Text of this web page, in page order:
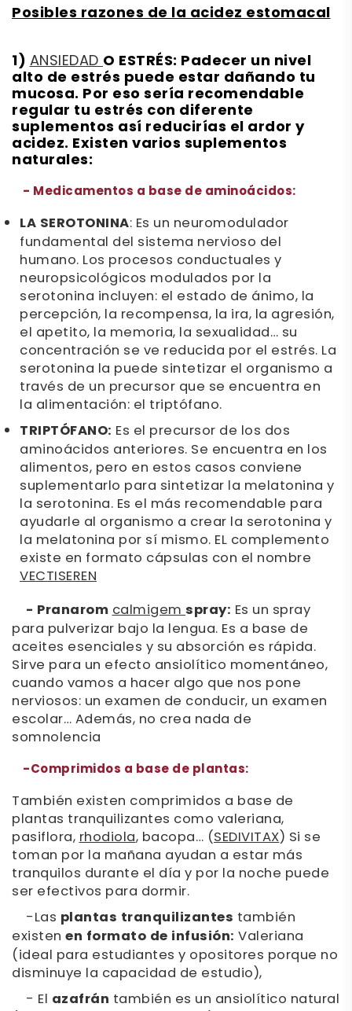
Posibles razones de la acidez estomacal
1)ANSIEDADO ESTRÉS: Padecer un nivel
alto de estrés puede estar dañando tu
mucosa. Por eso sería recomendable
regular tu estrés con diferente
suplementos así reducirías el ardor y
acidez. Existen varios suplementos
naturales:
- Medicamentos a base de aminoácidos:
LA SEROTONINA: Es un neuromodulador
fundamental del sistema nervioso del
humano. Los procesos conductuales y
neuropsicológicos modulados por la
serotonina incluyen: el estado de ánimo, la
percepción, la recompensa, la ira, la agresión,
el apetito, la memoria, la sexualidad… su
concentración se ve reducida por el estrés. La
serotonina la puede sintetizar el organismo a
través de un precursor que se encuentra en
la alimentación: el triptófano.
TRIPTÓFANO: Es el precursor de los dos
aminoácidos anteriores. Se encuentra en los
alimentos, pero en estos casos conviene
suplementarlo para sintetizar la melatonina y
la serotonina. Es el más recomendable para
ayudarle al organismo a crear la serotonina y
la melatonina por sí mismo. EL complemento
existe en formato cápsulas con el nombre
VECTISEREN
- Pranaromcalmigemspray: Es un spray
para pulverizar bajo la lengua. Es a base de
aceites esenciales y su absorción es rápida.
Sirve para un efecto ansiolítico momentáneo,
cuando vamos a hacer algo que nos pone
nerviosos: un examen de conducir, un examen
escolar… Además, no crea nada de
somnolencia
-Comprimidos a base de plantas:
También existen comprimidos a base de
plantas tranquilizantes como valeriana,
pasiflora,rhodiola, bacopa… (SEDIVITAX) Si se
toman por la mañana ayudan a estar más
tranquilos durante el día y por la noche puede
ser efectivos para dormir.
-Las plantas tranquilizantes también
existen en formato de infusión: Valeriana
(ideal para estudiantes y opositores porque no
disminuye la capacidad de estudio),
- El azafrán también es un ansiolítico natural